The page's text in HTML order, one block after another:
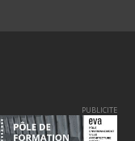
PUBLICITE